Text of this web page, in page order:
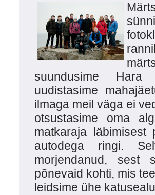
suundusime Hara
uudistasime
ilmaga meil väga ei
otsustasime oma
matkaraja
autodega ringi.
morjendanud, sest
põnevaid kohti, mis
leidsime ühe